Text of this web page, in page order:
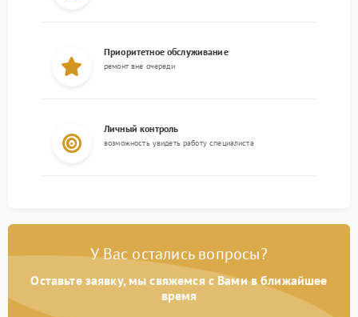
Приоритетное обслуживание
ремонт вне очереди
Личный контроль
возможность увидеть работу специалиста
У Вас остались вопросы?
Оставьте заявку, мы свяжемся с Вами в ближайшее
время